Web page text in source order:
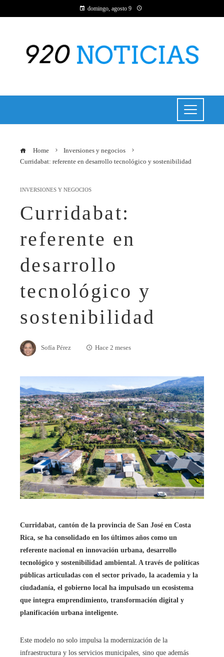
domingo, agosto 9
Home
Inversiones y negocios
Curridabat: referente en desarrollo tecnológico y sostenibilidad
INVERSIONES Y NEGOCIOS
Curridabat:
referente en
desarrollo
tecnológico y
sostenibilidad
Sofía Pérez Hace 2 meses
Curridabat, cantón de la provincia de San José en Costa
Rica, se ha consolidado en los últimos años como un
referente nacional en innovación urbana, desarrollo
tecnológico y sostenibilidad ambiental. A través de políticas
públicas articuladas con el sector privado, la academia y la
ciudadanía, el gobierno local ha impulsado un ecosistema
que integra emprendimiento, transformación digital y
planificación urbana inteligente.
Este modelo no solo impulsa la modernización de la
infraestructura y los servicios municipales, sino que además